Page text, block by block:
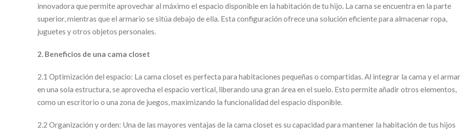
innovadora que permite aprovechar al máximo el espacio disponible en la habitación de tu hijo. La cama se encuentra en la parte
superior, mientras que el armario se sitúa debajo de ella. Esta configuración ofrece una solución eficiente para almacenar ropa,
juguetes y otros objetos personales.
2. Beneficios de una cama closet
2.1 Optimización del espacio: La cama closet es perfecta para habitaciones pequeñas o compartidas. Al integrar la cama y el
en una sola estructura, se aprovecha el espacio vertical, liberando una gran área en el suelo. Esto permite añadir otros elementos,
como un escritorio o una zona de juegos, maximizando la funcionalidad del espacio disponible.
2.2 Organización y orden: Una de las mayores ventajas de la cama closet es su capacidad para mantener la habitación de tus hijos